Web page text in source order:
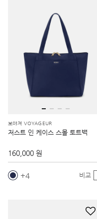
보야져 VOYAGEUR
저스트 인 케이스 스몰 토트백
160,000 원
4 비교